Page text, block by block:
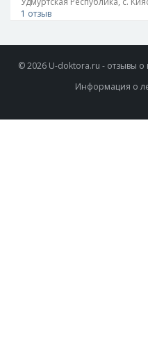
1 отзыв
© 2026 U-doktora.ru - отзывы о
Информация о